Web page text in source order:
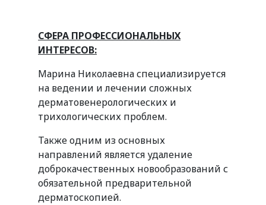
СФЕРА ПРОФЕССИОНАЛЬНЫХ
ИНТЕРЕСОВ:
Марина Николаевна специализируется
на ведении и лечении сложных
дерматовенерологических и
трихологических проблем.
Также одним из основных
направлений является удаление
доброкачественных новообразований с
обязательной предварительной
дерматоскопией.